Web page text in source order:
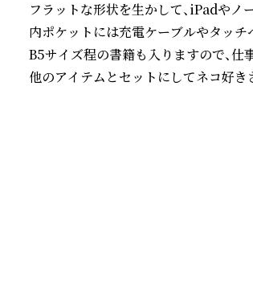
フラットな形状を生かして、iPadや
内ポケットには充電ケーブルやタッチ
B5サイズ程の書籍も入りますので、仕
他のアイテムとセットにしてネコ好